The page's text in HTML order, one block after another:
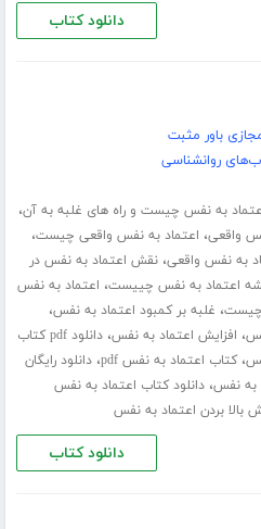
دانلود کتاب
باور مثبت
روانشناسی
به نفس چیست و راه های غلبه به آن،
واقعی، اعتماد به نفس واقعی چیست،
به نفس واقعی،نقش اعتماد به نفس در
اعتماد به نفس چییست، اعتماد به نفس
چیست، غلبه بر کمبود اعتماد به نفس،
، افزایش اعتماد به نفس،
دانلود pdf کتاب
،کتاب اعتماد به نفس pdf ،دانلود رایگان
به نفس،دانلود کتاب اعتماد به نفس
بالا بردن اعتماد به نفس
دانلود کتاب